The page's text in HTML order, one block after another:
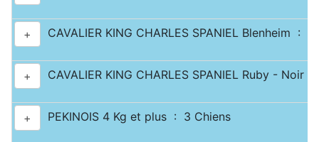
+ CAVALIER KING CHARLES SPANIEL Blenheim : 3
+ CAVALIER KING CHARLES SPANIEL Ruby - Noir
+ PEKINOIS 4 Kg et plus : 3 Chiens